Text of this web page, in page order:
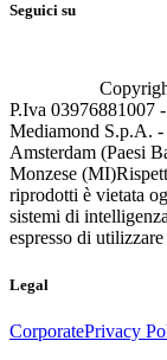
Seguici su
P.Iva 03976881007
Mediamond S.p.A.
Amsterdam (Paesi
Monzese (MI)
riprodotti è vietata
sistemi di
espresso di
Legal
CorporatePrivacy